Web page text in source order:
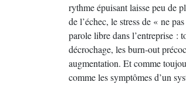
rythme épuisant laisse peu de
de l’échec, le stress de « ne
parole libre dans l’entreprise :
décrochage, les burn-out
augmentation. Et comme
comme les symptômes d’un